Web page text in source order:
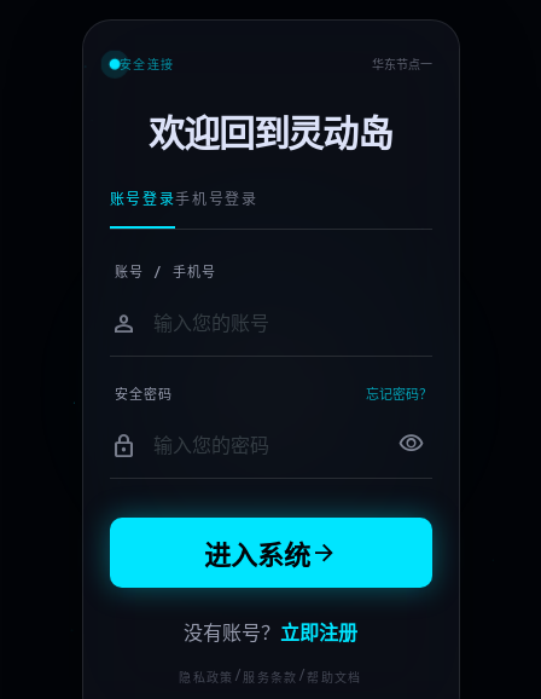
安全连接 华东节点一
欢迎回到灵动岛
账号登录手机号登录
账号 / 手机号
person
安全密码 忘记密码？
lock visibility
进入系统arrow_forward
没有账号？ 立即注册
隐私政策 / 服务条款 / 帮助文档